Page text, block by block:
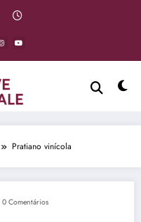
Pratiano vinícola
0 Comentários